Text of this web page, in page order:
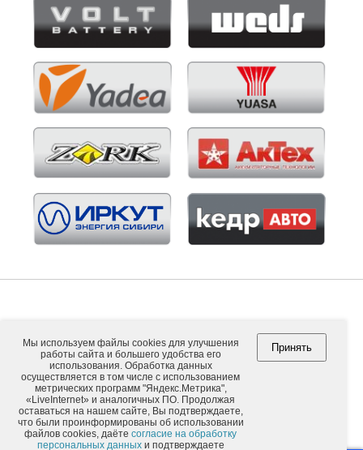
Copyright © 2026. ООО "ВНЕШПОСЫЛТОРГ".
Мы используем файлы cookies для улучшения
работы сайта и большего удобства его
использования. Обработка данных
осуществляется в том числе с использованием
метрических программ "Яндекс.Метрика",
«LiveInternet» и аналогичных ПО. Продолжая
оставаться на нашем сайте, Вы подтверждаете,
что были проинформированы об использовании
файлов cookies, даёте согласие на обработку
персональных данныхи подтверждаете
Принять
Обычная версия